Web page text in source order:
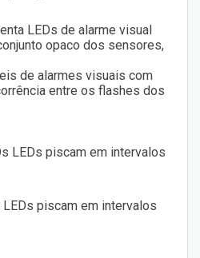
LEDs de alarme visual
opaco dos sensores,
de alarmes visuais com
entre os flashes dos
LEDs piscam em intervalos
piscam em intervalos